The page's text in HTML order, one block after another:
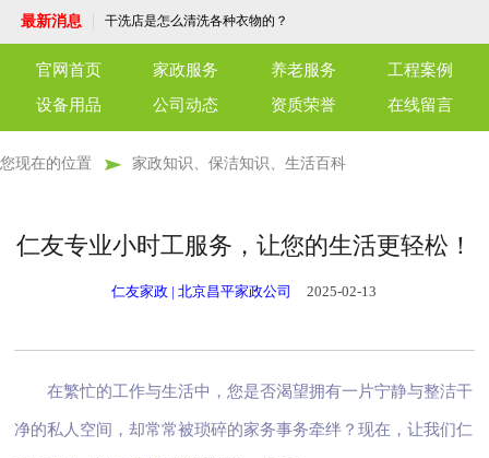
最新消息
干洗店是怎么清洗各种衣物的？
了解外墙清洗
守护每一刻，温暖每一心——专业护工陪护
端午佳节，粽子飘香，永安养老驿站共话温
北京仁友永安养老驿站：老年人的温馨家园
与社区献上一份关怀
仁友月嫂服务，您的温暖守护者
了解外墙清洗
守护每一刻，温暖每一心——专业护工陪护
情
北京仁友永安养老驿站：老年人的温馨家园
与社区献上一份关怀
仁友月嫂服务，您的温暖守护者
官网首页 家政服务 养老服务
工程案例
设备用品
公司动态 资质荣誉 在线留言
您现在的位置 家政知识、保洁知识、生活百科
仁友专业小时工服务，让您的生活更轻松！
仁友家政 | 北京昌平家政公司 2025-02-13
在繁忙的工作与生活中，您是否渴望拥有一片宁静与整洁干
净的私人空间，却常常被琐碎的家务事务牵绊？现在，让我们仁